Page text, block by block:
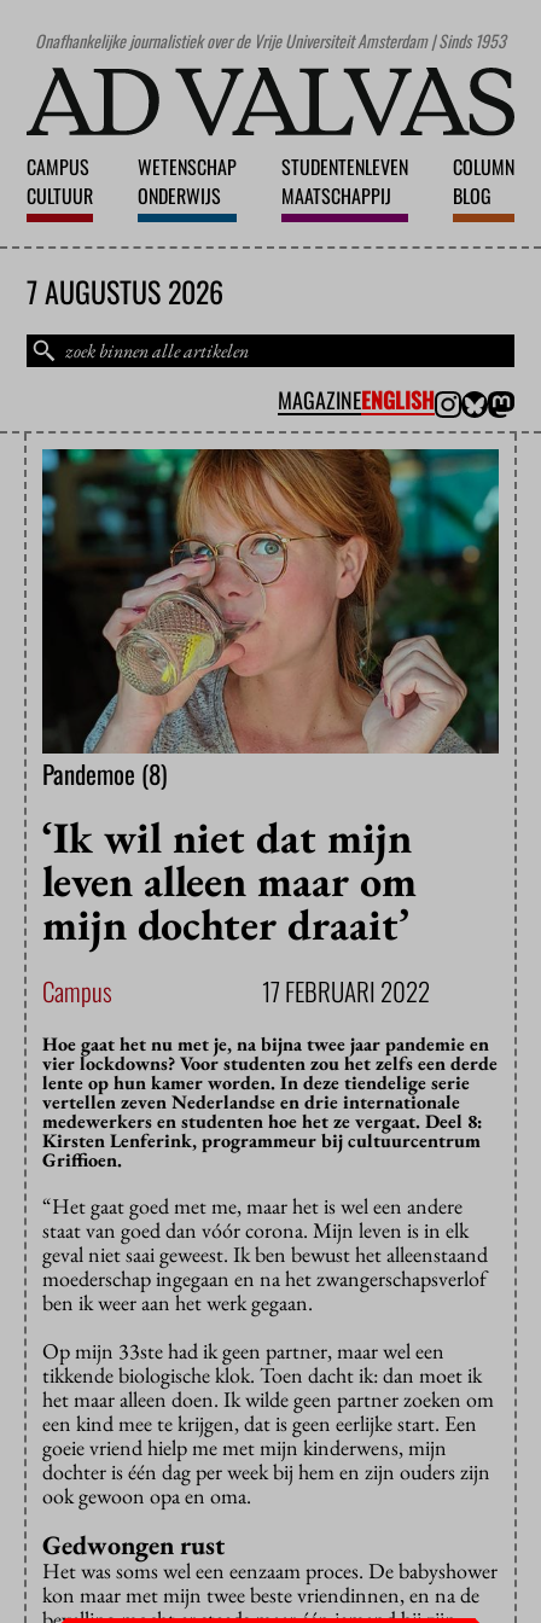
Onafhankelijke journalistiek over de Vrije Universiteit Amsterdam | Sinds 1953
CAMPUS
CULTUUR
WETENSCHAP
ONDERWIJS
STUDENTENLEVEN
MAATSCHAPPIJ
COLUMN
BLOG
7 AUGUSTUS 2026
MAGAZINEENGLISH
Pandemoe (8)
‘Ik wil niet dat mijn
leven alleen maar om
mijn dochter draait’
Campus 17 FEBRUARI 2022
Hoe gaat het nu met je, na bijna twee jaar pandemie en
vier lockdowns? Voor studenten zou het zelfs een derde
lente op hun kamer worden. In deze tiendelige serie
vertellen zeven Nederlandse en drie internationale
medewerkers en studenten hoe het ze vergaat. Deel 8:
Kirsten Lenferink, programmeur bij cultuurcentrum
Griffioen.
“Het gaat goed met me, maar het is wel een andere
staat van goed dan vóór corona. Mijn leven is in elk
geval niet saai geweest. Ik ben bewust het alleenstaand
moederschap ingegaan en na het zwangerschapsverlof
ben ik weer aan het werk gegaan.
Op mijn 33ste had ik geen partner, maar wel een
tikkende biologische klok. Toen dacht ik: dan moet ik
het maar alleen doen. Ik wilde geen partner zoeken om
een kind mee te krijgen, dat is geen eerlijke start. Een
goeie vriend hielp me met mijn kinderwens, mijn
dochter is één dag per week bij hem en zijn ouders zijn
ook gewoon opa en oma.
Gedwongen rust
Het was soms wel een eenzaam proces. De babyshower
kon maar met mijn twee beste vriendinnen, en na de